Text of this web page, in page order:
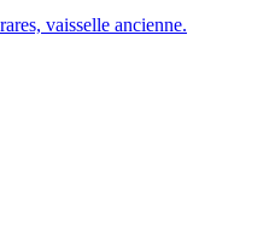
vaisselle ancienne.